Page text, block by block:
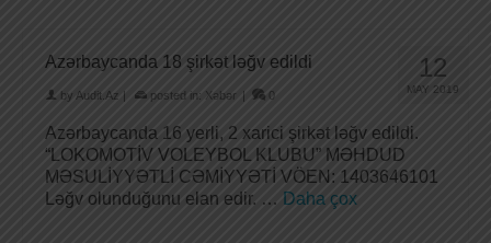
12
MAY 2019
Azərbaycanda 18 şirkət ləğv edildi
by Audit.Az | posted in: Xəbər | 0
Azərbaycanda 16 yerli, 2 xarici şirkət ləğv edildi.
“LOKOMOTİV VOLEYBOL KLUBU” MƏHDUD
MƏSULİYYƏTLİ CƏMİYYƏTİ VÖEN: 1403646101
Ləğv olunduğunu elan edir. … Daha çox